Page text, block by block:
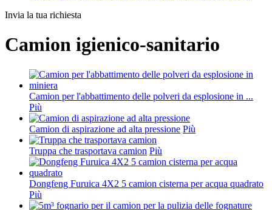
Invia la tua richiesta
Camion igienico-sanitario
Camion per l'abbattimento delle polveri da esplosione in ...
Più
Camion di aspirazione ad alta pressione Più
Truppa che trasportava camion Più
Dongfeng Furuica 4X2 5 camion cisterna per acqua quadrato
Più